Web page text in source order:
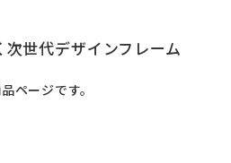
世代デザインフレーム
ページです。